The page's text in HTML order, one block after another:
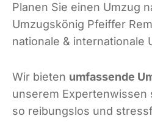
Planen Sie einen Umzug
Umzugskönig Pfeiffer
nationale & internationale
Wir bieten umfassende
unserem Expertenwissen
so reibungslos und